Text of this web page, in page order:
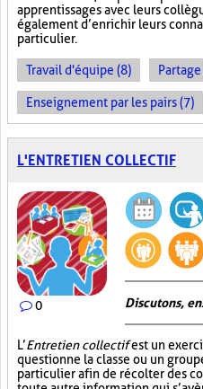
apprentissages avec leurs
également d’enrichir leurs
particulier.
Travail d'équipe (8)
Enseignement par les pairs (7)
L'ENTRETIEN COLLECTIF
0 Discutons,
L’Entretien collectifest un
questionne la classe ou un
particulier afin de récolter des